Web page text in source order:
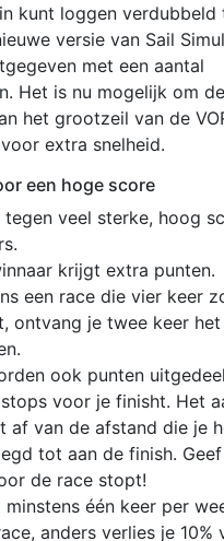
kunt loggen verdubbeld
versie van Sail
met een aantal
Het is nu mogelijk om de
het grootzeil van de
extra snelheid.
een hoge score
tegen veel sterke, hoog
krijgt extra punten.
een race die vier keer
ontvang je twee keer
ook punten
voor je finisht. Het
af van de afstand die je
tot aan de finish.
de race stopt!
minstens één keer per
anders verlies je 10%